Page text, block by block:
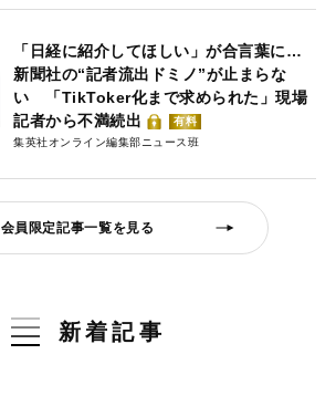
「日経に紹介してほしい」が合言葉に…
新聞社の“記者流出ドミノ”が止まらな
い 「TikToker化まで求められた」現場
記者から不満続出
有料
集英社オンライン編集部ニュース班
会員限定記事一覧を見る
新着記事